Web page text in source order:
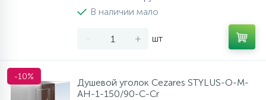
В наличии мало
- + шт
-10%
Душевой уголок Cezares STYLUS-O-M-
AH-1-150/90-C-Cr